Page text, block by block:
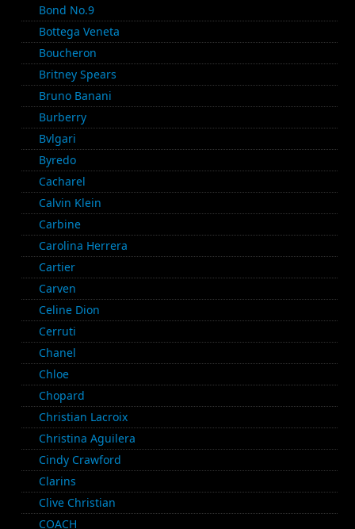
Bond No.9
Bottega Veneta
Boucheron
Britney Spears
Bruno Banani
Burberry
Bvlgari
Byredo
Cacharel
Calvin Klein
Carbine
Carolina Herrera
Cartier
Carven
Celine Dion
Cerruti
Chanel
Chloe
Chopard
Christian Lacroix
Christina Aguilera
Cindy Crawford
Clarins
Clive Christian
COACH